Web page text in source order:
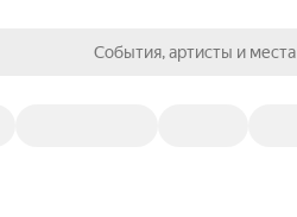
События, артисты и места